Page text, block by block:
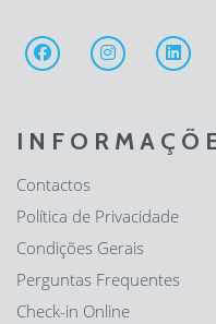
Contactos
Política de Privacidade
Condições Gerais
Perguntas Frequentes
Check-in Online